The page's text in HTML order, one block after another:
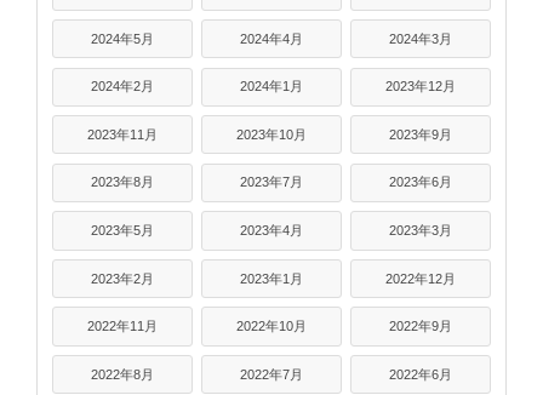
2024年5月 2024年4月 2024年3月
2024年2月 2024年1月 2023年12月
2023年11月 2023年10月 2023年9月
2023年8月 2023年7月 2023年6月
2023年5月 2023年4月 2023年3月
2023年2月 2023年1月 2022年12月
2022年11月 2022年10月 2022年9月
2022年8月 2022年7月 2022年6月